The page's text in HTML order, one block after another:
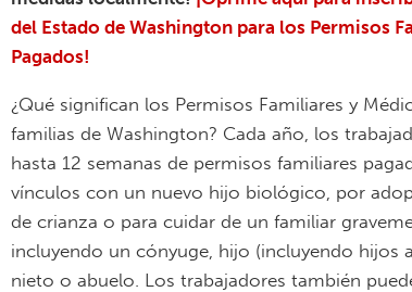
del Estado de Washington para los Permisos
Pagados!
¿Qué significan los Permisos Familiares y
familias de Washington? Cada año, los
hasta 12 semanas de permisos familiares
vínculos con un nuevo hijo biológico, por
de crianza o para cuidar de un familiar
incluyendo un cónyuge, hijo (incluyendo hijos
nieto o abuelo. Los trabajadores también